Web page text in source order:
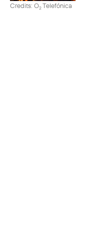
Credits: O2Telefónica